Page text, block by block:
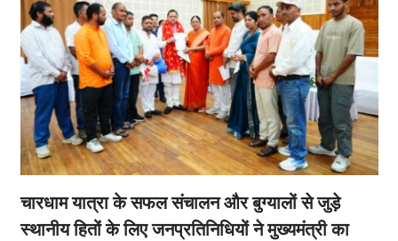
चारधाम यात्रा के सफल संचालन और बुग्यालों से जुड़े
स्थानीय हितों के लिए जनप्रतिनिधियों ने मुख्यमंत्री का